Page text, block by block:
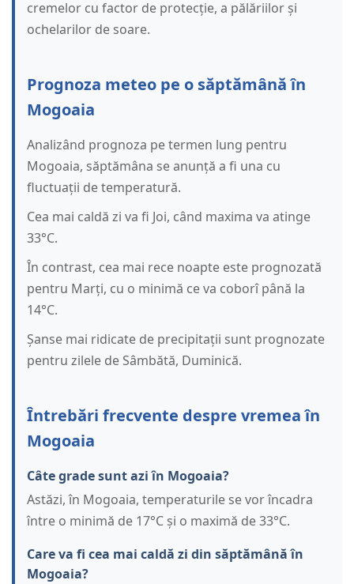
cremelor cu factor de protecție, a pălăriilor și
ochelarilor de soare.
Prognoza meteo pe o săptămână în
Mogoaia
Analizând prognoza pe termen lung pentru
Mogoaia, săptămâna se anunță a fi una cu
fluctuații de temperatură.
Cea mai caldă zi va fi Joi, când maxima va atinge
33°C.
În contrast, cea mai rece noapte este prognozată
pentru Marți, cu o minimă ce va coborî până la
14°C.
Șanse mai ridicate de precipitații sunt prognozate
pentru zilele de Sâmbătă, Duminică.
Întrebări frecvente despre vremea în
Mogoaia
Câte grade sunt azi în Mogoaia?
Astăzi, în Mogoaia, temperaturile se vor încadra
între o minimă de 17°C și o maximă de 33°C.
Care va fi cea mai caldă zi din săptămână în
Mogoaia?